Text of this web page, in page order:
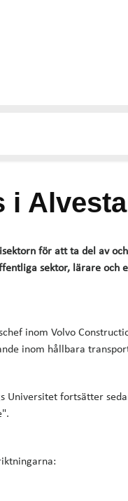
i Alvesta
för att ta del av
sektor, lärare och
inom Volvo
inom hållbara
Universitet fortsätter